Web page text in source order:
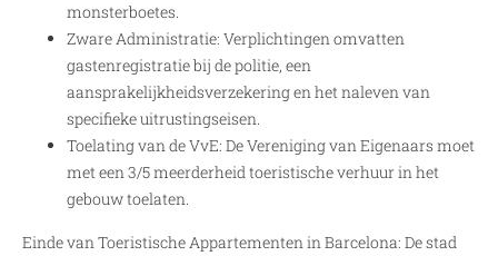
monsterboetes.
Zware Administratie: Verplichtingen omvatten
gastenregistratie bij de politie, een
aansprakelijkheidsverzekering en het naleven van
specifieke uitrustingseisen.
Toelating van de VvE: De Vereniging van Eigenaars moet
met een 3/5 meerderheid toeristische verhuur in het
gebouw toelaten.
Einde van Toeristische Appartementen in Barcelona: De stad